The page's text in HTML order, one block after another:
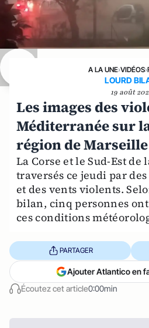
A LA UNE›VIDÉOS›
LOURD
19 août
Les images des
Méditerranée sur
région de Marseille
La Corse et le Sud-Est de
traversés ce jeudi par
et des vents violents.
bilan, cinq personnes
ces conditions
Écoutez cet article0:00min
PARTAGER
Ajouter Atlantico en